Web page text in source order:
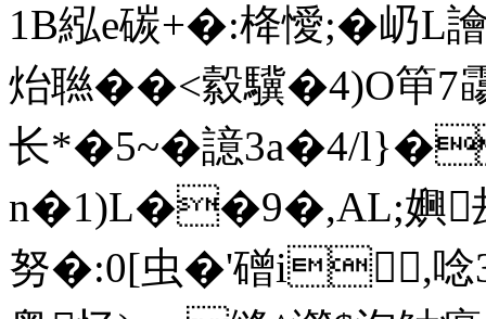
1B紭e碳+�:栙懓;�屷
炲聮��<縠驥�4)O
长*�5~�譩3 a�4/
n�1)L��9�,AL;嬹
努�:0[虫�'磳i,唸